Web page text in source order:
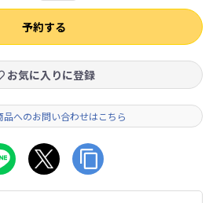
予約する
お気に入りに登録
品へのお問い合わせはこちら